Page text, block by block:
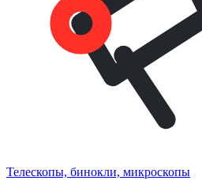
Телескопы, бинокли, микроскопы